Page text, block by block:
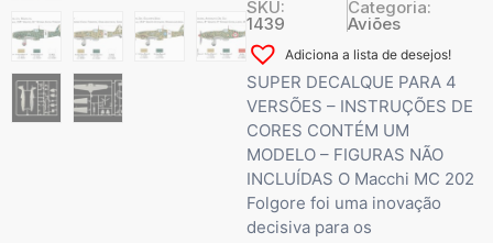
SKU:
1439
Categoria:
Aviões
Adiciona a lista de desejos!
SUPER DECALQUE PARA 4
VERSÕES – INSTRUÇÕES DE
CORES CONTÉM UM
MODELO – FIGURAS NÃO
INCLUÍDAS O Macchi MC 202
Folgore foi uma inovação
decisiva para os